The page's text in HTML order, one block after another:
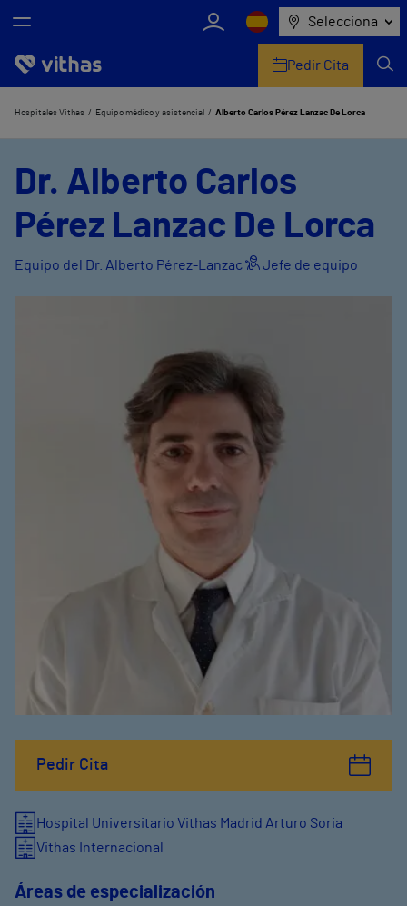
Selecciona
Nosotros
Pedir Cita
Hospitales Vithas Equipo médico y asistencial Alberto Carlos Pérez Lanzac De Lorca
Pedir Cita
Dr. Alberto Carlos
Pérez Lanzac De Lorca
Equipo del Dr. Alberto Pérez-Lanzac Jefe de equipo
Hospital Universitario Vithas Madrid Arturo Soria
Vithas Internacional
Áreas de especialización